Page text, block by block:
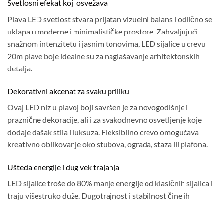
Svetlosni efekat koji osvežava
Plava LED svetlost stvara prijatan vizuelni balans i odlično se
uklapa u moderne i minimalističke prostore. Zahvaljujući
snažnom intenzitetu i jasnim tonovima, LED sijalice u crevu
20m plave boje idealne su za naglašavanje arhitektonskih
detalja.
Dekorativni akcenat za svaku priliku
Ovaj LED niz u plavoj boji savršen je za novogodišnje i
praznične dekoracije, ali i za svakodnevno osvetljenje koje
dodaje dašak stila i luksuza. Fleksibilno crevo omogućava
kreativno oblikovanje oko stubova, ograda, staza ili plafona.
Ušteda energije i dug vek trajanja
LED sijalice troše do 80% manje energije od klasičnih sijalica i
traju višestruko duže. Dugotrajnost i stabilnost čine ih